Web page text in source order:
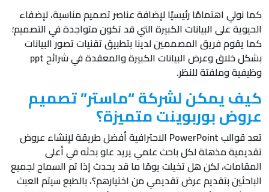
كما نولي اهتمامًا رئيسيًا لإضافة عناصر تصميم مناسبة، لإضفاء
الحيوية على البيانات الكبيرة التي قد تكون متواجدة في التصميم؛
كما يقوم فريق المصممين لدينا بتطبيق تقنيات تصور البيانات
بشكل خلاق وعرض البيانات الكبيرة والمعقدة في شرائح ppt
وظيفية وملفتة للنظر.
كيف يمكن لشركة “ماستر” تصميم
عروض بوربوينت متميزة؟
تعد قوالب PowerPoint الاحترافية أفضل طريقة لإنشاء عروض
تقديمية مذهلة لكل باحث علمي يريد علو بحثه في أعلى
المقامات، لكن هل تخيلت يومًا ما قد يحدث إذا تم السماح لجميع
الباحثين بتقديم عرض تقديمي من اختيارهم؟، بالطبع سيتم العبث